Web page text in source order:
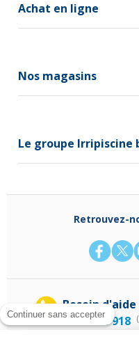
Continuer sans accepter
Achat en ligne
Nos magasins
Le groupe Irripiscine
Retrouvez-
Besoin d'aide
0970 818 918